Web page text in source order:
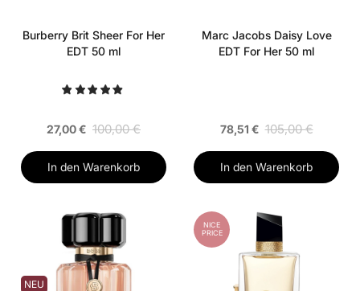
Burberry Brit Sheer For Her
EDT 50 ml
27,00 € 100,00 €
In den Warenkorb
Marc Jacobs Daisy Love
EDT For Her 50 ml
78,51 € 105,00 €
In den Warenkorb
NEU
NICE
PRICE